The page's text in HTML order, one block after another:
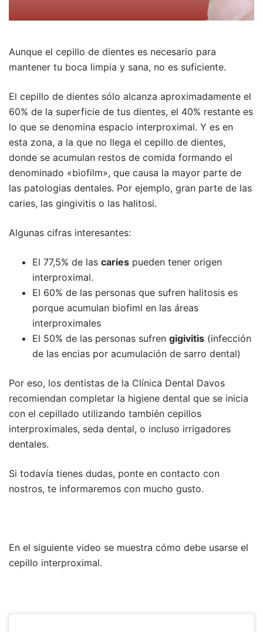
Aunque el cepillo de dientes es necesario para
mantener tu boca limpia y sana, no es suficiente.
El cepillo de dientes sólo alcanza aproximadamente el
60% de la superficie de tus dientes, el 40% restante es
lo que se denomina espacio interproximal. Y es en
esta zona, a la que no llega el cepillo de dientes,
donde se acumulan restos de comida formando el
denominado «biofilm», que causa la mayor parte de
las patologias dentales. Por ejemplo, gran parte de las
caries, las gingivitis o las halitosi.
Algunas cifras interesantes:
El 77,5% de las caries pueden tener origen
interproximal.
El 60% de las personas que sufren halitosis es
porque acumulan biofiml en las áreas
interproximales
El 50% de las personas sufren gigivitis (infección
de las encias por acumulación de sarro dental)
Por eso, los dentistas de la Clínica Dental Davos
recomiendan completar la higiene dental que se inicia
con el cepillado utilizando también cepillos
interproximales, seda dental, o incluso irrigadores
dentales.
Si todavía tienes dudas, ponte en contacto con
nostros, te informaremos con mucho gusto.
En el siguiente video se muestra cómo debe usarse el
cepillo interproximal.